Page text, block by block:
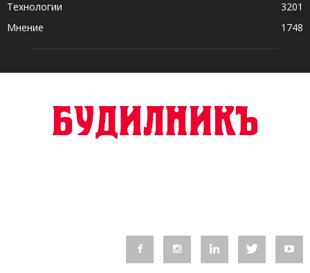
Технологии
3201
Мнение
1748